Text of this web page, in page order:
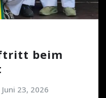
beim
Juni 23, 2026